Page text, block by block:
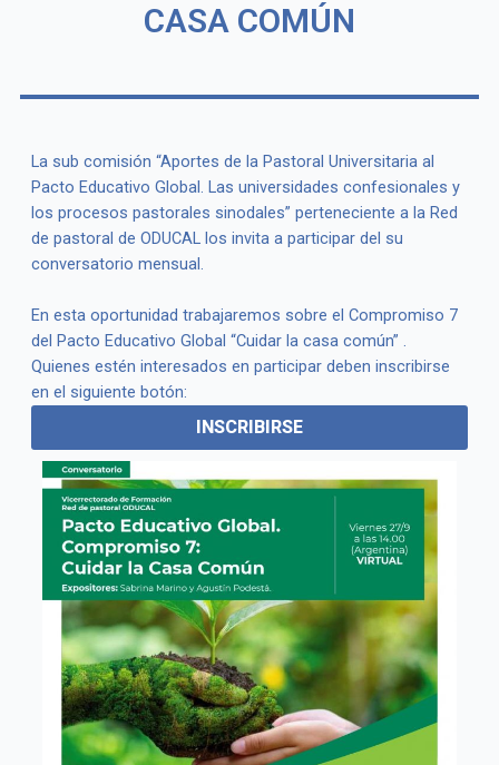
CASA COMÚN
La sub comisión “Aportes de la Pastoral Universitaria al
Pacto Educativo Global. Las universidades confesionales y
los procesos pastorales sinodales” perteneciente a la Red
de pastoral de ODUCAL los invita a participar del su
conversatorio mensual.
En esta oportunidad trabajaremos sobre el Compromiso 7
del Pacto Educativo Global “Cuidar la casa común” .
Quienes estén interesados en participar deben inscribirse
en el siguiente botón:
INSCRIBIRSE